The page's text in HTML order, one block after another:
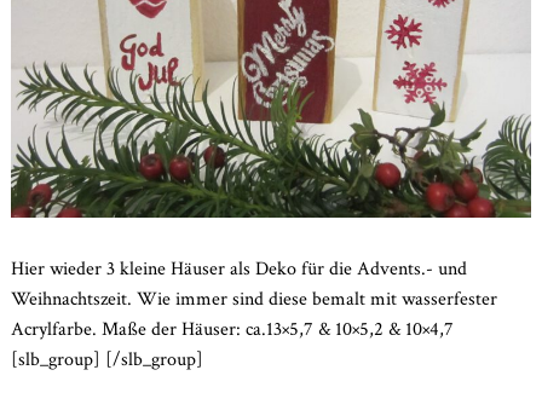
Hier wieder 3 kleine Häuser als Deko für die Advents.- und
Weihnachtszeit. Wie immer sind diese bemalt mit wasserfester
Acrylfarbe. Maße der Häuser: ca.13×5,7 & 10×5,2 & 10×4,7
[slb_group] [/slb_group]